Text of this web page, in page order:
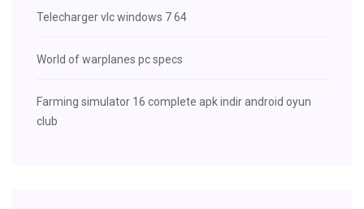
Telecharger vlc windows 7 64
World of warplanes pc specs
Farming simulator 16 complete apk indir android oyun
club